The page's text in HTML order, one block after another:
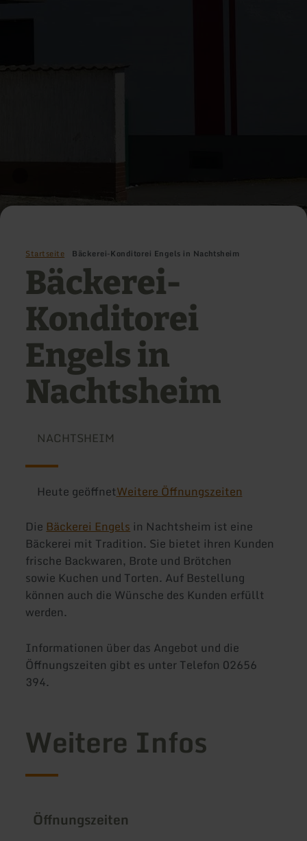
Startseite Bäckerei-Konditorei Engels in Nachtsheim
Bäckerei-
Konditorei
Engels in
Nachtsheim
NACHTSHEIM
Heute geöffnetWeitere Öffnungszeiten
DieBäckerei Engels in Nachtsheim ist eine
Bäckerei mit Tradition. Sie bietet ihren Kunden
frische Backwaren, Brote und Brötchen
sowie Kuchen und Torten. Auf Bestellung
können auch die Wünsche des Kunden erfüllt
werden.
Informationen über das Angebot und die
Öffnungszeiten gibt es unter Telefon 02656
394.
Weitere Infos
Öffnungszeiten